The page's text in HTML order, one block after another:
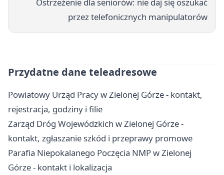
przez telefonicznych manipulatorów
Przydatne dane teleadresowe
Powiatowy Urząd Pracy w Zielonej Górze - kontakt,
rejestracja, godziny i filie
Zarząd Dróg Wojewódzkich w Zielonej Górze -
kontakt, zgłaszanie szkód i przeprawy promowe
Parafia Niepokalanego Poczęcia NMP w Zielonej
Górze - kontakt i lokalizacja